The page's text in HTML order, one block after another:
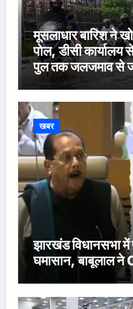
मूसलाधार बारिश ने
पोल, डीसी
पुल तक जलजमाव से
खबर
झारखंड विधानसभा में
घमासान, बाबूलाल ने